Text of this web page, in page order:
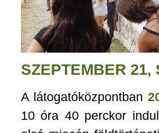
SZEPTEMBER 21,
A látogatóközpontban
10 óra 40 perckor